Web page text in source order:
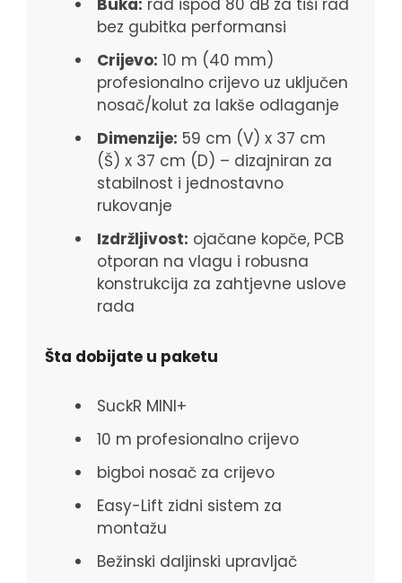
Buka: rad ispod 80 dB za tiši rad
bez gubitka performansi
Crijevo: 10 m (40 mm)
profesionalno crijevo uz uključen
nosač/kolut za lakše odlaganje
Dimenzije: 59 cm (V) x 37 cm
(Š) x 37 cm (D) – dizajniran za
stabilnost i jednostavno
rukovanje
Izdržljivost: ojačane kopče, PCB
otporan na vlagu i robusna
konstrukcija za zahtjevne uslove
rada
Šta dobijate u paketu
SuckR MINI+
10 m profesionalno crijevo
bigboi nosač za crijevo
Easy-Lift zidni sistem za
montažu
Bežinski daljinski upravljač